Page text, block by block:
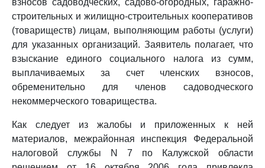
взносов садоводческих, садово-огородных, гаражно-
строительных и жилищно-строительных кооперативов
(товариществ) лицам, выполняющим работы (услуги)
для указанных организаций. Заявитель полагает, что
взыскание единого социального налога из сумм,
выплачиваемых за счет членских взносов,
обременительно для членов садоводческого
некоммерческого товарищества.
Как следует из жалобы и приложенных к ней
материалов, межрайонная инспекция Федеральной
налоговой службы N 7 по Калужской области